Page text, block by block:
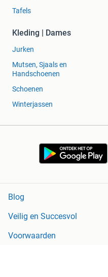
Tafels
Kleding | Dames
Jurken
Mutsen, Sjaals en
Handschoenen
Schoenen
Winterjassen
Blog
Veilig en Succesvol
Voorwaarden